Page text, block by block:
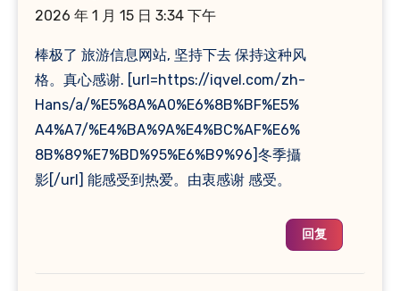
2026 年 1 月 15 日 3:34 下午
棒极了 旅游信息网站, 坚持下去 保持这种风
格。真心感谢. [url=https://iqvel.com/zh-
Hans/a/%E5%8A%A0%E6%8B%BF%E5%
A4%A7/%E4%BA%9A%E4%BC%AF%E6%
8B%89%E7%BD%95%E6%B9%96]冬季攝
影[/url] 能感受到热爱。由衷感谢 感受。
回复